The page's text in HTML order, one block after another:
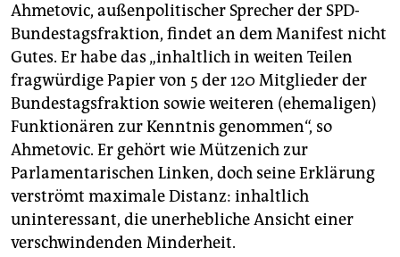
Ahmetovic, außenpolitischer Sprecher der SPD-
Bundestagsfraktion, findet an dem Manifest nicht
Gutes. Er habe das „inhaltlich in weiten Teilen
fragwürdige Papier von 5 der 120 Mitglieder der
Bundestagsfraktion sowie weiteren (ehemaligen)
Funktionären zur Kenntnis genommen“, so
Ahmetovic. Er gehört wie Mützenich zur
Parlamentarischen Linken, doch seine Erklärung
verströmt maximale Distanz: inhaltlich
uninteressant, die unerhebliche Ansicht einer
verschwindenden Minderheit.